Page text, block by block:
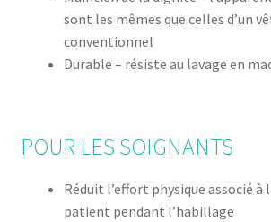
sont les mêmes que celles d’un
conventionnel
Durable – résiste au lavage en
POUR LES SOIGNANTS
Réduit l’effort physique associé
patient pendant l’habillage